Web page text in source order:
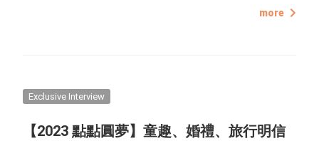
more
Exclusive Interview
【2023 點點 圓夢】童趣、婚禮、旅行明信